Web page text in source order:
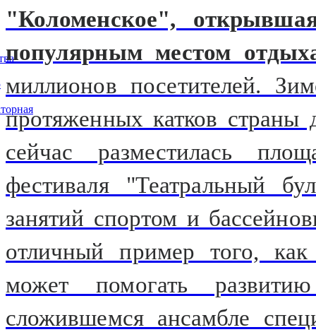
"Коломенское",
популярным местом
миллионов посетителей.
протяженных катков страны
сейчас разместилась
фестиваля "Театральный
занятий спортом и
отличный пример того, как
может помогать
сложившемся ансамбле